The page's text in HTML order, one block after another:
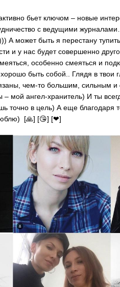
бьет ключом – новые
с ведущими
А может быть я перестану
и у нас будет совершенно
особенно смеяться и
быть собой.. Глядя в твои
чем-то большим, сильным и
мой ангел-хранитель) И ты
точно в цель) А еще благодаря
[🙏] [😘] [❤]